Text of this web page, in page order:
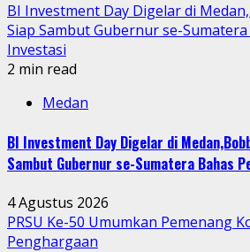
BI Investment Day Digelar di
Siap Sambut Gubernur se-
Investasi
2 min read
Medan
BI Investment Day Digelar di
Sambut Gubernur se-Sumatera Bahas
4 Agustus 2026
PRSU Ke-50 Umumkan Pemenang
Penghargaan